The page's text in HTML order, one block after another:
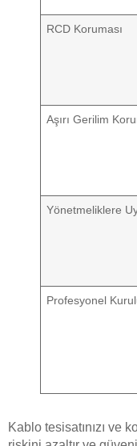
RCD Koruması
Aşırı Gerilim
Yönetmeliklere
Profesyonel
Kablo tesisatınızı ve